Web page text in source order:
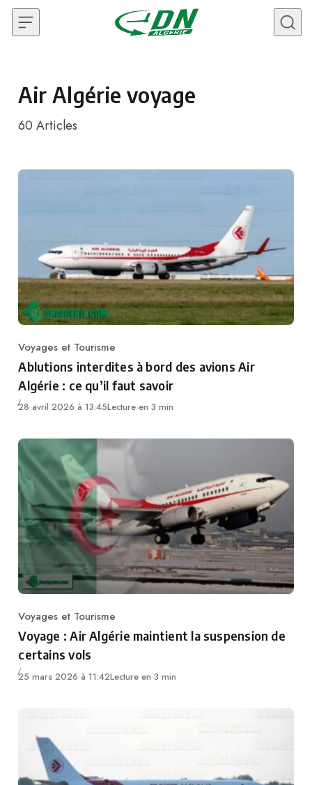
Skip to content
Air Algérie voyage
60 Articles
Category
Voyages et Tourisme
Ablutions interdites à bord des avions Air
Algérie : ce qu’il faut savoir
28 avril 2026 à 13:45Lecture en 3 min
Category
Voyages et Tourisme
Voyage : Air Algérie maintient la suspension de
certains vols
25 mars 2026 à 11:42Lecture en 3 min